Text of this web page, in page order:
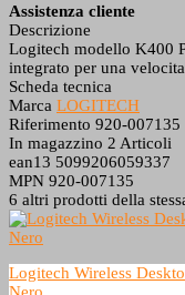
Assistenza cliente
Descrizione
Logitech modello K400
integrato per una
Scheda tecnica
Marca LOGITECH
Riferimento 920-007135
In magazzino 2 Articoli
ean13 5099206059337
MPN 920-007135
6 altri prodotti della
Logitech Wireless